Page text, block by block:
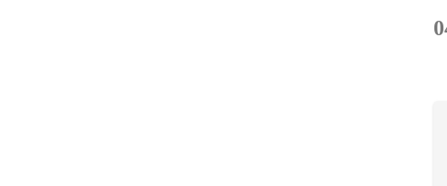
SANATATE